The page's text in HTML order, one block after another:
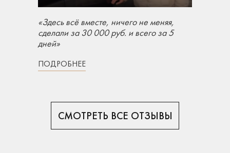
«Здесь всё вместе, ничего не меняя,
сделали за 30 000 руб. и всего за 5
дней»
ПОДРОБНЕЕ
СМОТРЕТЬ ВСЕ ОТЗЫВЫ